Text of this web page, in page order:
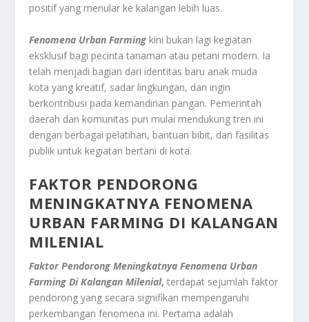
positif yang menular ke kalangan lebih luas.
Fenomena Urban Farming kini bukan lagi kegiatan
eksklusif bagi pecinta tanaman atau petani modern. Ia
telah menjadi bagian dari identitas baru anak muda
kota yang kreatif, sadar lingkungan, dan ingin
berkontribusi pada kemandirian pangan. Pemerintah
daerah dan komunitas pun mulai mendukung tren ini
dengan berbagai pelatihan, bantuan bibit, dan fasilitas
publik untuk kegiatan bertani di kota.
FAKTOR PENDORONG
MENINGKATNYA FENOMENA
URBAN FARMING DI KALANGAN
MILENIAL
Faktor Pendorong Meningkatnya Fenomena Urban
Farming Di Kalangan Milenial,terdapat sejumlah faktor
pendorong yang secara signifikan mempengaruhi
perkembangan fenomena ini. Pertama adalah